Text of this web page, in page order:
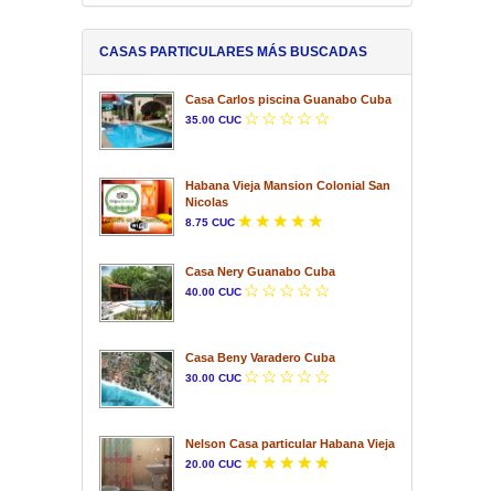
CASAS PARTICULARES MÁS BUSCADAS
Casa Carlos piscina Guanabo Cuba
35.00 CUC
Habana Vieja Mansion Colonial San
Nicolas
8.75 CUC
Casa Nery Guanabo Cuba
40.00 CUC
Casa Beny Varadero Cuba
30.00 CUC
Nelson Casa particular Habana Vieja
20.00 CUC